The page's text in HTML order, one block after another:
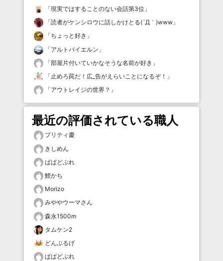
「現実ではすることのない会話第3位 」
「読者がケンシロウに話しかけとる(´Д｀)www 」
「ちょっと好き 」
「アルトバイエルン 」
「部屋片付いていかなそうな名前が好き 」
「止めろ罠だ！広_告がえらいことになるぞ！ 」
「アウトレイジの世界？ 」
最近の評価されている職人
プリティ慶
きしめん
ぱぱどぶれ
鯉かち
Morizo
みややウーマさん
森永1500m
タムケン2
どんぶるげ
ぱぱどぶれ